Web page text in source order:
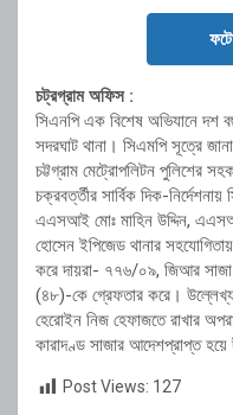
চট্রগ্রাম অফিস :
সিএনপি এক বিশেষ অভিযানে দশ
সদরঘাট থানা। সিএমপি সূত্রে
চট্টগ্রাম মেট্রোপলিটন পুলিশের
চক্রবর্ত্তীর সার্বিক দিক-
এএসআই মোঃ মাহিন উদ্দিন,
হোসেন ইপিজেড থানার
করে দায়রা- ৭৭৬/০৯, জিআর
(৪৮)-কে গ্রেফতার করে।
হেরোইন নিজ হেফাজতে রাখার
কারাদণ্ড সাজার আদেশপ্রাপ্ত
Post Views: 127